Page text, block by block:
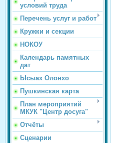
условий труда
Перечень услуг и работ
Кружки и секции
НОКОУ
Календарь памятных
дат
Ысыах Олонхо
Пушкинская карта
План мероприятий
МКУК "Центр досуга"
Отчёты
Сценарии